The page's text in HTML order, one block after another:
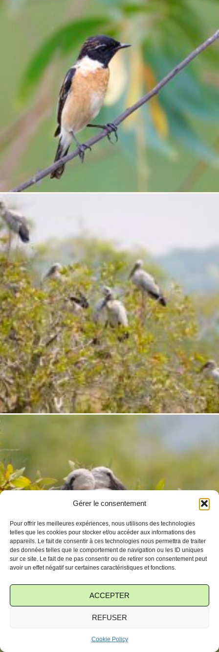
Gérer le consentement
Pour offrir les meilleures expériences, nous utilisons des technologies
telles que les cookies pour stocker et/ou accéder aux informations des
appareils. Le fait de consentir à ces technologies nous permettra de traiter
des données telles que le comportement de navigation ou les ID uniques
sur ce site. Le fait de ne pas consentir ou de retirer son consentement peut
avoir un effet négatif sur certaines caractéristiques et fonctions.
ACCEPTER
REFUSER
Cookie Policy